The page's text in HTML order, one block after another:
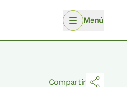
Menú
Compartir